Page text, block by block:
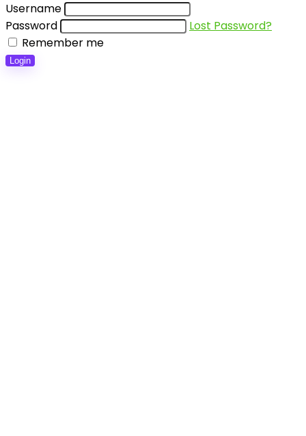
Username
Password
Lost Password?
Remember me
Login